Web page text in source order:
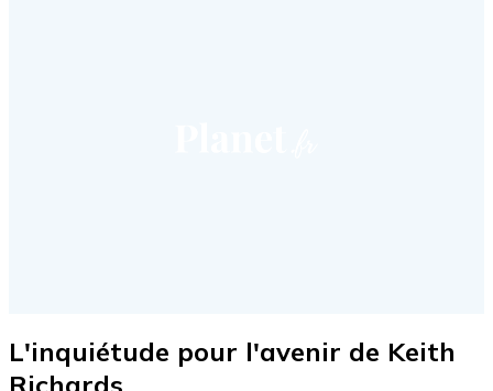
L'inquiétude pour l'avenir de Keith